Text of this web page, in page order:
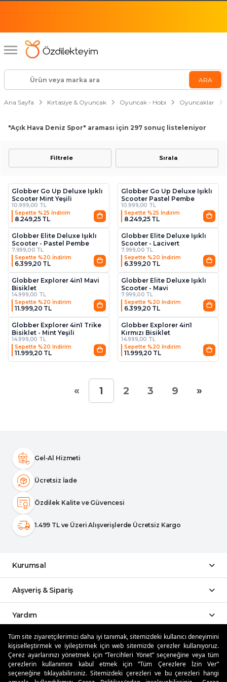
Tüm site ziyaretçilerimizi daha iyi tanımak, sitemizdeki kullanıcı deneyimini
kişiselleştirmek ve iyileştirmek için web sitemizde çerezler kullanıyoruz.
Çerez ayarlarınızı yönetmek için “Tercihleri Yönet” seçeneğine veya tüm
çerezlerin kullanımını kabul etmek için “Tüm Çerezlere İzin Ver”
seçeneğine tıklayabilirsiniz. Sitemizdeki çerezleri ve bu çerezleri hangi
Ana Sayfa Kırtasiye & Oyuncak Oyuncak - Hobi Oyuncaklar
"Açık Hava Deniz Spor" araması için 297 sonuç listeleniyor
Filtrele Sırala
Globber Go Up Deluxe Işıklı
Scooter Mint Yeşili
10.999,00 TL
Sepette %25 İndirim
8.249,25 TL
Globber Go Up Deluxe Işıklı
Scooter Pastel Pembe
10.999,00 TL
Sepette %25 İndirim
8.249,25 TL
Globber Elite Deluxe Işıklı
Scooter - Pastel Pembe
7.999,00 TL
Sepette %20 İndirim
6.399,20 TL
Globber Elite Deluxe Işıklı
Scooter - Lacivert
7.999,00 TL
Sepette %20 İndirim
6.399,20 TL
Globber Explorer 4in1 Mavi
Bisiklet
14.999,00 TL
Sepette %20 İndirim
11.999,20 TL
Globber Elite Deluxe Işıklı
Scooter - Mavi
7.999,00 TL
Sepette %20 İndirim
6.399,20 TL
Globber Explorer 4in1 Trike
Bisiklet - Mint Yeşili
14.999,00 TL
Sepette %20 İndirim
11.999,20 TL
Globber Explorer 4in1
Kırmızı Bisiklet
14.999,00 TL
Sepette %20 İndirim
11.999,20 TL
« 1 2 3 9 »
Gel-Al Hizmeti
Ücretsiz İade
Özdilek Kalite ve Güvencesi
1.499 TL ve Üzeri Alışverişlerde Ücretsiz Kargo
Kurumsal
Alışveriş & Sipariş
Yardım
Sosyal Medya
Mobil Uygulamalar